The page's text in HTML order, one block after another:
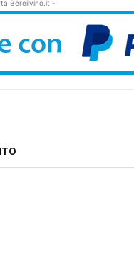
Bereilvino.it -